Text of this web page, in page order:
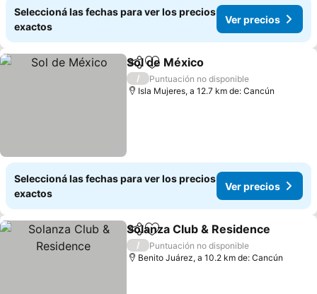
Seleccioná las fechas para ver los precios
exactos
Ver precios
CompartirAñadir a favoritos
Sol de México
/
Puntuación no disponible
Isla Mujeres, a 12.7 km de: Cancún
Seleccioná las fechas para ver los precios
exactos
Ver precios
CompartirAñadir a favoritos
Solanza Club & Residence
/
Puntuación no disponible
Benito Juárez, a 10.2 km de: Cancún